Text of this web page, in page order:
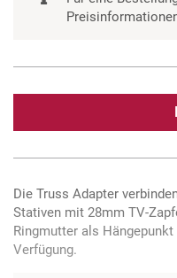
Die Truss Adapter
Stativen mit 28mm TV-
Ringmutter als
Verfügung.